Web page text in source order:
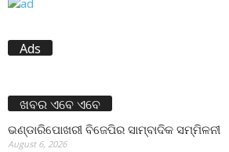
Ads
ଖବର ଏବେ ଏବେ
ଭଣ୍ଡାରିପୋଖରୀ ବିଜେପିର ସାମ୍ବାଦିକ ସମ୍ମିଳନୀ
August 6, 2026